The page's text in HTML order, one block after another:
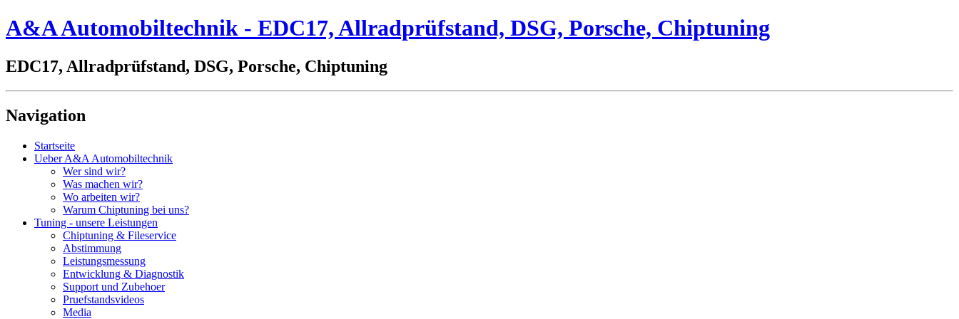
A&A Automobiltechnik - EDC17, Allradprüfstand, DSG, Porsche, Chiptuning
EDC17, Allradprüfstand, DSG, Porsche, Chiptuning
Navigation
Startseite
Ueber A&A Automobiltechnik
Wer sind wir?
Was machen wir?
Wo arbeiten wir?
Warum Chiptuning bei uns?
Tuning - unsere Leistungen
Chiptuning & Fileservice
Abstimmung
Leistungsmessung
Entwicklung & Diagnostik
Support und Zubehoer
Pruefstandsvideos
Media